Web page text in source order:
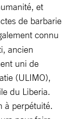
et
de barbarie
connu
ancien
uni de
(ULIMO),
du Liberia.
à perpétuité.